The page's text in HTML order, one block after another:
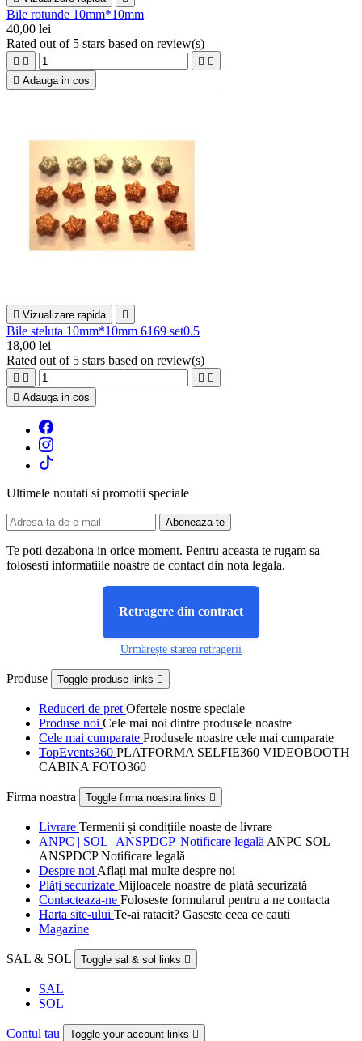
Bile rotunde 10mm*10mm
40,00 lei
Rated out of 5 stars based on review(s)
   
 Adauga in cos
 Vizualizare rapida 
Bile steluta 10mm*10mm 6169 set0.5
18,00 lei
Rated out of 5 stars based on review(s)
   
 Adauga in cos
Ultimele noutati si promotii speciale
Te poti dezabona in orice moment. Pentru aceasta te rugam sa
folosesti informatiile noastre de contact din nota legala.
Retragere din contract
Urmărește starea retragerii
Produse Toggle produse links 
Reduceri de pret Ofertele nostre speciale
Produse noi Cele mai noi dintre produsele noastre
Cele mai cumparate Produsele noastre cele mai cumparate
TopEvents360 PLATFORMA SELFIE360 VIDEOBOOTH
CABINA FOTO360
Firma noastra Toggle firma noastra links 
Livrare Termenii și condițiile noaste de livrare
ANPC | SOL | ANSPDCP |Notificare legală ANPC SOL
ANSPDCP Notificare legală
Despre noi Aflați mai multe despre noi
Plăți securizate Mijloacele noastre de plată securizată
Contacteaza-ne Foloseste formularul pentru a ne contacta
Harta site-ului Te-ai ratacit? Gaseste ceea ce cauti
Magazine
SAL & SOL Toggle sal & sol links 
SAL
SOL
Contul tau Toggle your account links 